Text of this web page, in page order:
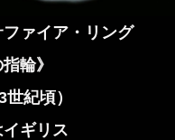
ァイア・リング
輪》
紀頃）
ギリス